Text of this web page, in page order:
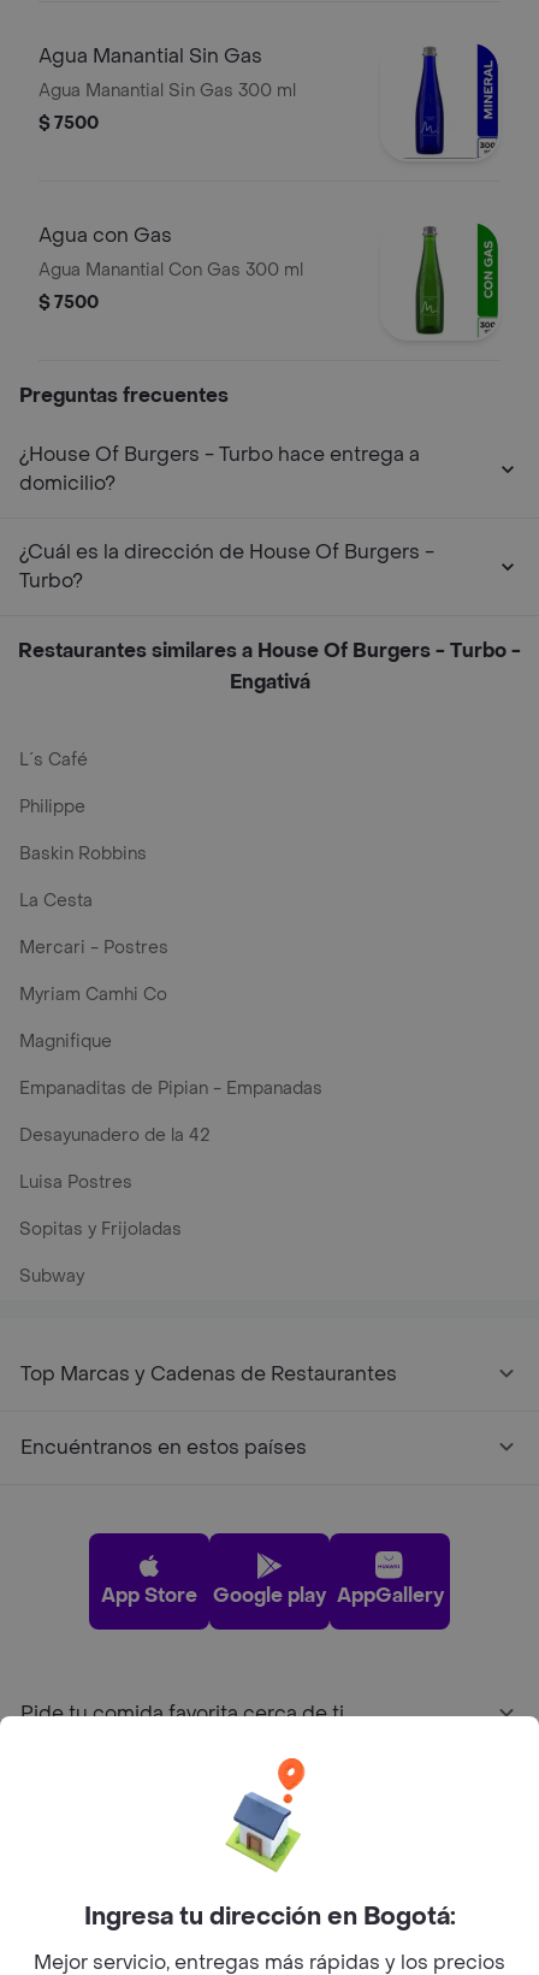
Agua Manantial Sin Gas
Agua Manantial Sin Gas 300 ml
$ 7500
Agua con Gas
Agua Manantial Con Gas 300 ml
$ 7500
Preguntas frecuentes
¿House Of Burgers - Turbo hace entrega a
domicilio?
¿Cuál es la dirección de House Of Burgers -
Turbo?
Restaurantes similares a House Of Burgers - Turbo -
Engativá
L´s Café
Philippe
Baskin Robbins
La Cesta
Mercari - Postres
Myriam Camhi Co
Magnifique
Empanaditas de Pipian - Empanadas
Desayunadero de la 42
Luisa Postres
Sopitas y Frijoladas
Subway
Top Marcas y Cadenas de Restaurantes
Encuéntranos en estos países
App Store Google play AppGallery
Pide tu comida favorita cerca de ti
Sobre Rappi
Ingresa tu dirección en Bogotá:
Mejor servicio, entregas más rápidas y los precios